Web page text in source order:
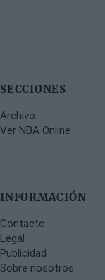
SECCIONES
Archivo
Ver NBA Online
INFORMACIÓN
Contacto
Legal
Publicidad
Sobre nosotros